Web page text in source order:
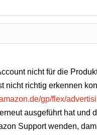
nicht für die
nicht richtig erkennen
gp/flex/
ausgeführt hat und
Support wenden,